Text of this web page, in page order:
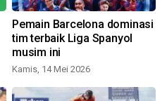
Pemain Barcelona dominasi
tim terbaik Liga Spanyol
musim ini
Kamis, 14 Mei 2026